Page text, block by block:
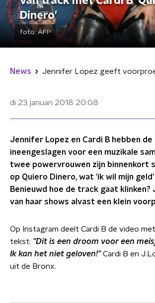
Dinero'
foto:AFP
News
di 23 januari 2018 20:08
Jennifer Lopez en Cardi B hebben de
ineengeslagen voor een muzikale
twee powervrouwen zijn binnenkort
op Quiero Dinero, wat 'ik wil mijn
Benieuwd hoe de track gaat klinken?
van haar shows alvast een klein
Op Instagram deelt Cardi B de video
tekst: "Dit is een droom voor een
Ik kan het niet geloven!" Cardi B en
uit de Bronx.